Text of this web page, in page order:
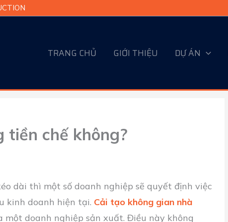
TRANG CHỦ GIỚI THIỆU DỰ ÁN
tiền chế không?
dài thì một số doanh nghiệp sẽ quyết định việc
kinh doanh hiện tại. Cải tạo không gian nhà
một doanh nghiệp sản xuất. Điều này không